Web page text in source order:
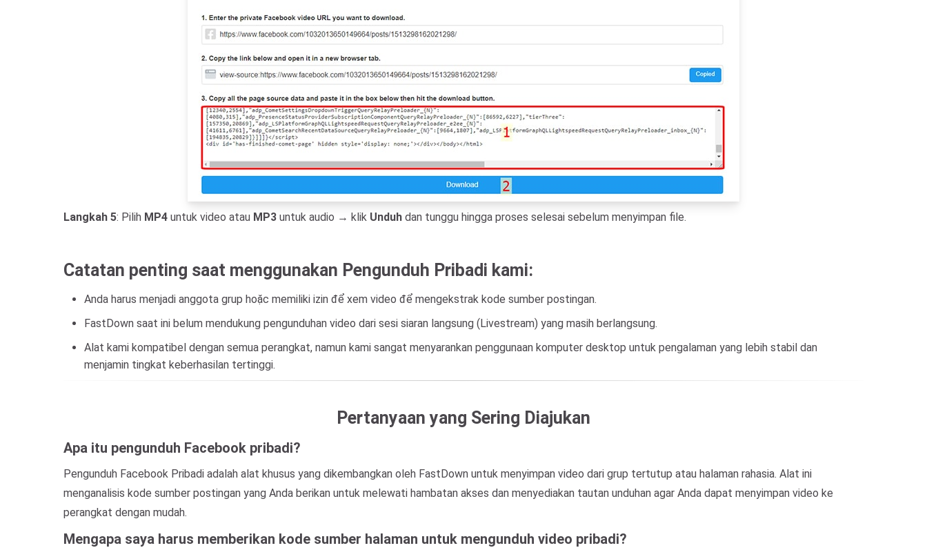
Langkah 5: Pilih MP4 untuk video atau MP3 untuk audio → klik Unduh dan tunggu hingga proses selesai sebelum menyimpan file.
Catatan penting saat menggunakan Pengunduh Pribadi kami:
Anda harus menjadi anggota grup hoặc memiliki izin để xem video để mengekstrak kode sumber postingan.
FastDown saat ini belum mendukung pengunduhan video dari sesi siaran langsung (Livestream) yang masih berlangsung.
Alat kami kompatibel dengan semua perangkat, namun kami sangat menyarankan penggunaan komputer desktop untuk pengalaman yang lebih stabil dan
menjamin tingkat keberhasilan tertinggi.
Pertanyaan yang Sering Diajukan
Apa itu pengunduh Facebook pribadi?
Pengunduh Facebook Pribadi adalah alat khusus yang dikembangkan oleh FastDown untuk menyimpan video dari grup tertutup atau halaman rahasia. Alat ini
menganalisis kode sumber postingan yang Anda berikan untuk melewati hambatan akses dan menyediakan tautan unduhan agar Anda dapat menyimpan video ke
perangkat dengan mudah.
Mengapa saya harus memberikan kode sumber halaman untuk mengunduh video pribadi?